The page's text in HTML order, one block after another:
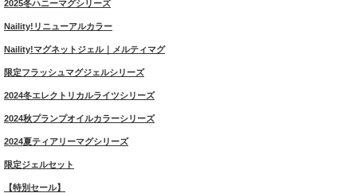
2025冬ハニーマグシリーズ
Naility!リニューアルカラー
Naility!マグネットジェル｜メルティマグ
限定フラッシュマグジェルシリーズ
2024冬エレクトリカルライツシリーズ
2024秋プランプオイルカラーシリーズ
2024夏ティアリーマグシリーズ
限定ジェルセット
【特別セール】